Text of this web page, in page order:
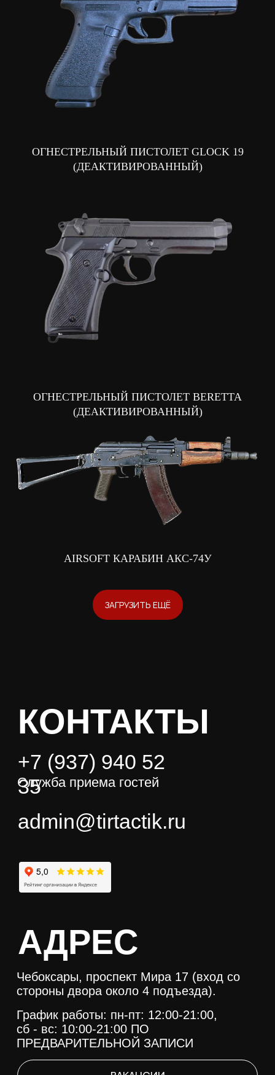
ОГНЕСТРЕЛЬНЫЙ ПИСТОЛЕТ GLOCK 19
(ДЕАКТИВИРОВАННЫЙ)
ОГНЕСТРЕЛЬНЫЙ ПИСТОЛЕТ BERETTA
(ДЕАКТИВИРОВАННЫЙ)
AIRSOFT КАРАБИН АКС-74У
ЗАГРУЗИТЬ ЕЩЁ
АДРЕС
+7 (937) 940 52
admin@tirtactik.ru
График работы: пн-пт: 12:00-21:00,
сб - вс: 10:00-21:00 ПО
ВАКАНСИИ
Служба приема гостей
ИП Туртушева Анастасия Дмитриевна
ОГРНИП 323385000115494